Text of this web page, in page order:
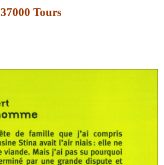
37000 Tours